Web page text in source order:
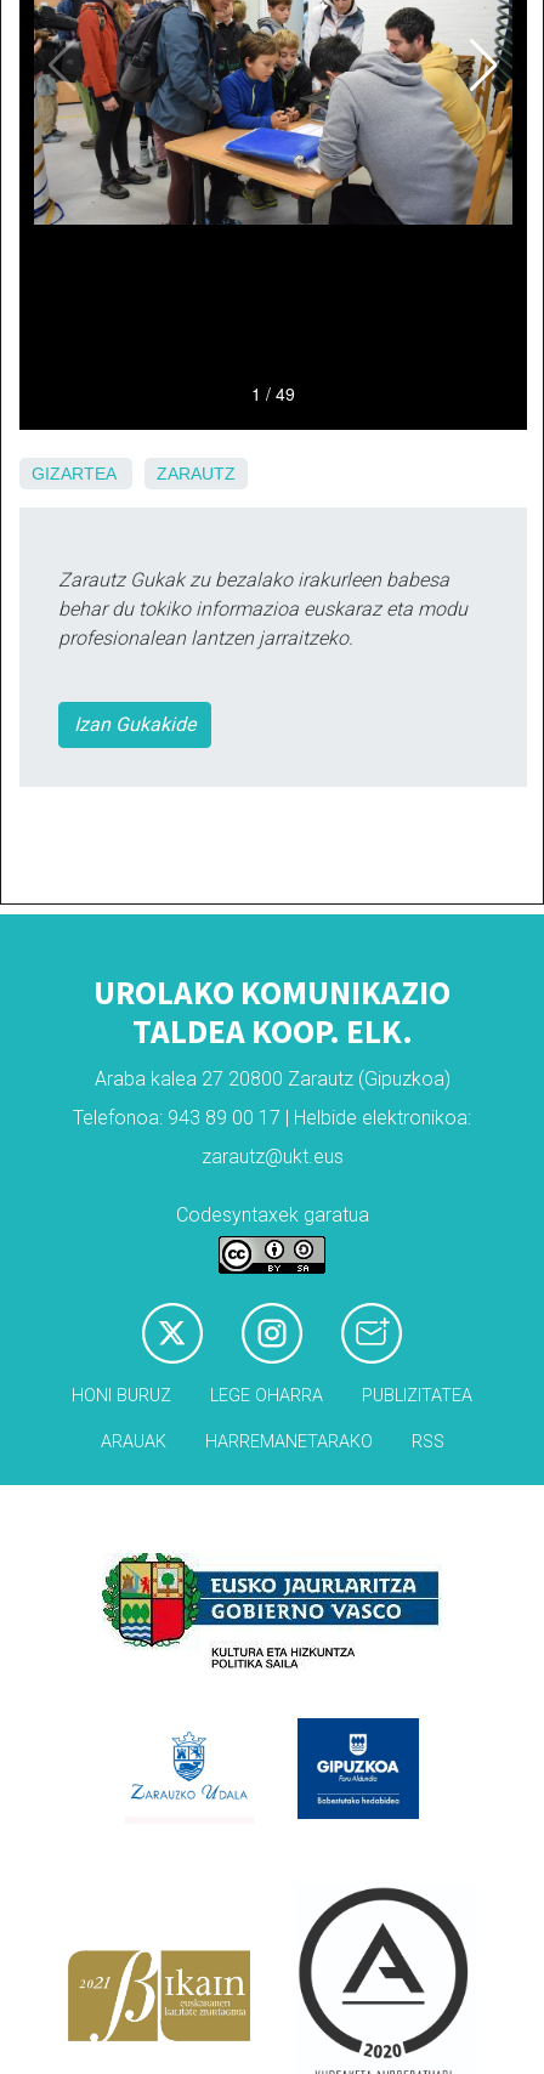
GIZARTEA ZARAUTZ
Zarautz Gukak zu bezalako irakurleen babesa
behar du tokiko informazioa euskaraz eta modu
profesionalean lantzen jarraitzeko.
Izan Gukakide
UROLAKO KOMUNIKAZIO
TALDEA KOOP. ELK.
Araba kalea 27 20800 Zarautz (Gipuzkoa)
Telefonoa: 943 89 00 17 | Helbide elektronikoa:
zarautz@ukt.eus
Codesyntaxek garatua
HONI BURUZ LEGE OHARRA PUBLIZITATEA
ARAUAK HARREMANETARAKO RSS